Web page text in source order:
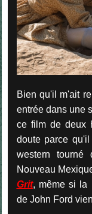
Bien qu'il m'ait
entrée dans une
ce film de deux
doute parce
western tourné
Nouveau
Grit, même si la
de John Ford